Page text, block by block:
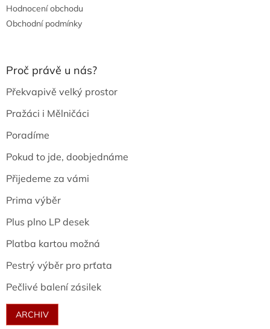
Hodnocení obchodu
Obchodní podmínky
Proč právě u nás?
Překvapivě velký prostor
Pražáci i Mělničáci
Poradíme
Pokud to jde, doobjednáme
Přijedeme za vámi
Prima výběr
Plus plno LP desek
Platba kartou možná
Pestrý výběr pro prťata
Pečlivé balení zásilek
ARCHIV